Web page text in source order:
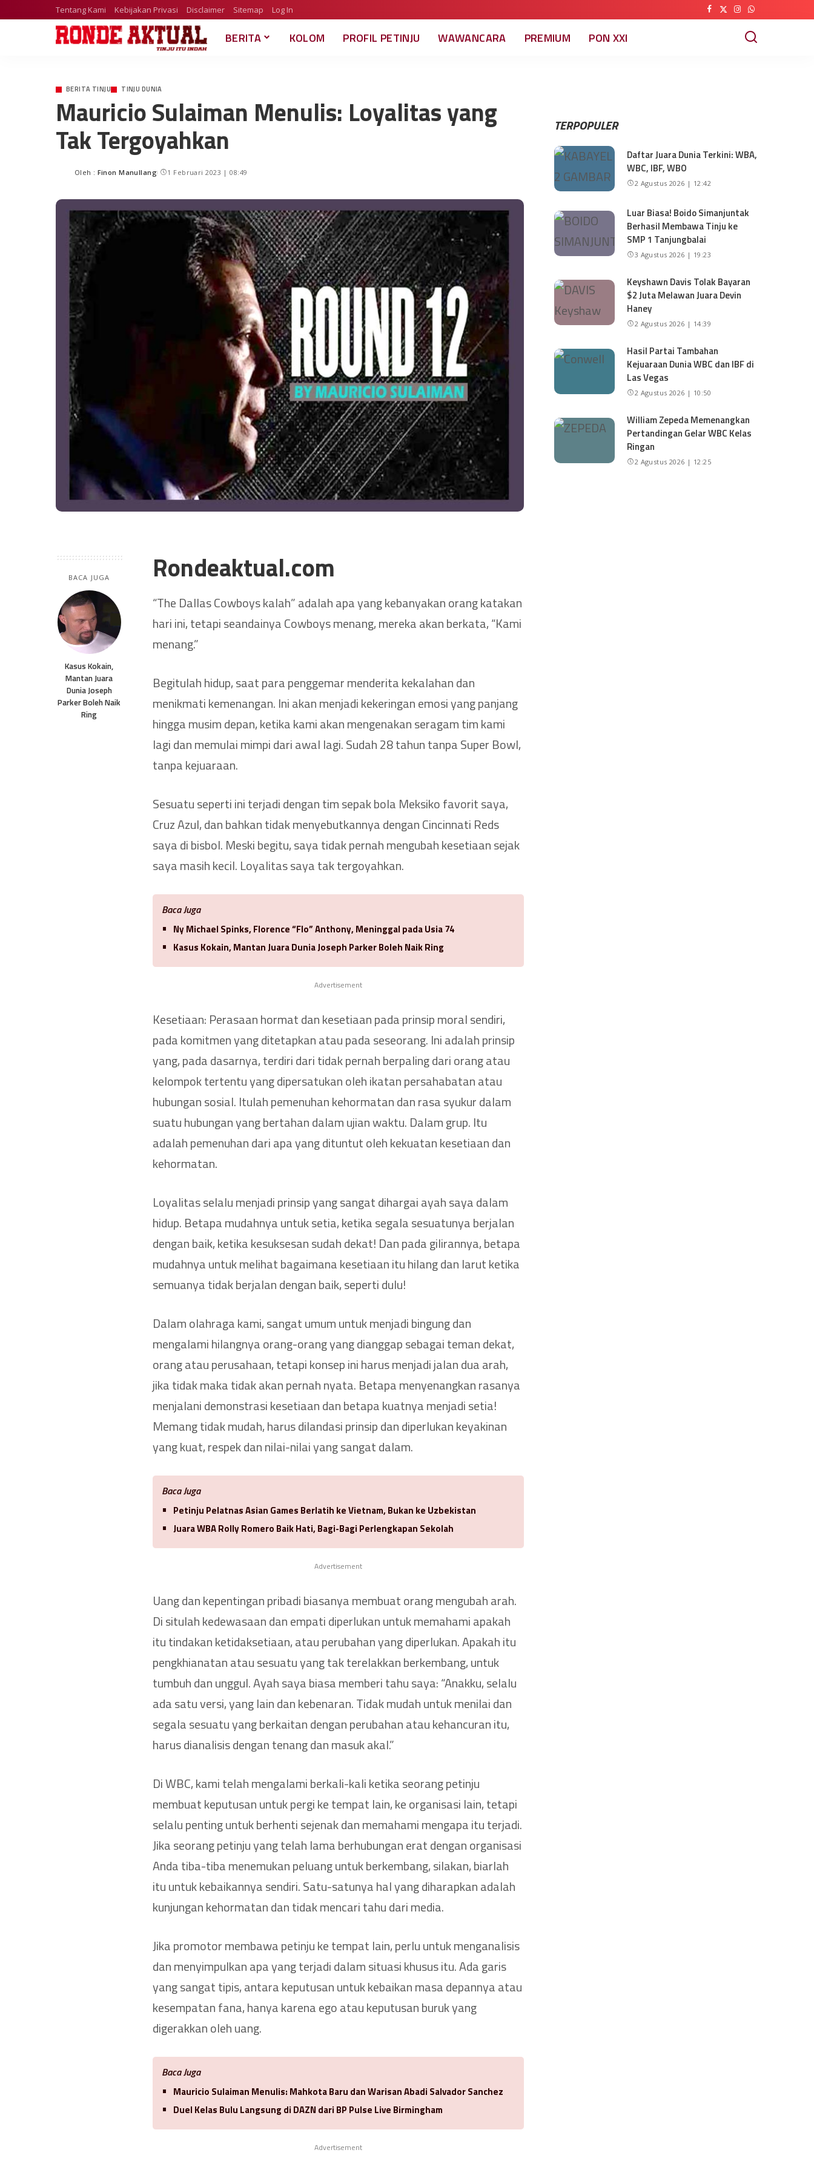
Tentang Kami Kebijakan Privasi Disclaimer Sitemap Log In
BERITA KOLOM PROFIL PETINJU WAWANCARA PREMIUM PON XXI
BERITA TINJU TINJU DUNIA
Mauricio Sulaiman Menulis: Loyalitas yang
Tak Tergoyahkan
Oleh : Finon Manullang 1 Februari 2023 | 08:49
BACA JUGA
Kasus Kokain,
Mantan Juara
Dunia Joseph
Parker Boleh Naik
Ring
Rondeaktual.com
“The Dallas Cowboys kalah” adalah apa yang kebanyakan orang katakan
hari ini, tetapi seandainya Cowboys menang, mereka akan berkata, “Kami
menang.”
Begitulah hidup, saat para penggemar menderita kekalahan dan
menikmati kemenangan. Ini akan menjadi kekeringan emosi yang panjang
hingga musim depan, ketika kami akan mengenakan seragam tim kami
lagi dan memulai mimpi dari awal lagi. Sudah 28 tahun tanpa Super Bowl,
tanpa kejuaraan.
Sesuatu seperti ini terjadi dengan tim sepak bola Meksiko favorit saya,
Cruz Azul, dan bahkan tidak menyebutkannya dengan Cincinnati Reds
saya di bisbol. Meski begitu, saya tidak pernah mengubah kesetiaan sejak
saya masih kecil. Loyalitas saya tak tergoyahkan.
Baca Juga
Ny Michael Spinks, Florence “Flo” Anthony, Meninggal pada Usia 74
Kasus Kokain, Mantan Juara Dunia Joseph Parker Boleh Naik Ring
Advertisement
Kesetiaan: Perasaan hormat dan kesetiaan pada prinsip moral sendiri,
pada komitmen yang ditetapkan atau pada seseorang. Ini adalah prinsip
yang, pada dasarnya, terdiri dari tidak pernah berpaling dari orang atau
kelompok tertentu yang dipersatukan oleh ikatan persahabatan atau
hubungan sosial. Itulah pemenuhan kehormatan dan rasa syukur dalam
suatu hubungan yang bertahan dalam ujian waktu. Dalam grup. Itu
adalah pemenuhan dari apa yang dituntut oleh kekuatan kesetiaan dan
kehormatan.
Loyalitas selalu menjadi prinsip yang sangat dihargai ayah saya dalam
hidup. Betapa mudahnya untuk setia, ketika segala sesuatunya berjalan
dengan baik, ketika kesuksesan sudah dekat! Dan pada gilirannya, betapa
mudahnya untuk melihat bagaimana kesetiaan itu hilang dan larut ketika
semuanya tidak berjalan dengan baik, seperti dulu!
Dalam olahraga kami, sangat umum untuk menjadi bingung dan
mengalami hilangnya orang-orang yang dianggap sebagai teman dekat,
orang atau perusahaan, tetapi konsep ini harus menjadi jalan dua arah,
jika tidak maka tidak akan pernah nyata. Betapa menyenangkan rasanya
menjalani demonstrasi kesetiaan dan betapa kuatnya menjadi setia!
Memang tidak mudah, harus dilandasi prinsip dan diperlukan keyakinan
yang kuat, respek dan nilai-nilai yang sangat dalam.
Baca Juga
Petinju Pelatnas Asian Games Berlatih ke Vietnam, Bukan ke Uzbekistan
Juara WBA Rolly Romero Baik Hati, Bagi-Bagi Perlengkapan Sekolah
Advertisement
Uang dan kepentingan pribadi biasanya membuat orang mengubah arah.
Di situlah kedewasaan dan empati diperlukan untuk memahami apakah
itu tindakan ketidaksetiaan, atau perubahan yang diperlukan. Apakah itu
pengkhianatan atau sesuatu yang tak terelakkan berkembang, untuk
tumbuh dan unggul. Ayah saya biasa memberi tahu saya: “Anakku, selalu
ada satu versi, yang lain dan kebenaran. Tidak mudah untuk menilai dan
segala sesuatu yang berkaitan dengan perubahan atau kehancuran itu,
harus dianalisis dengan tenang dan masuk akal.”
Di WBC, kami telah mengalami berkali-kali ketika seorang petinju
membuat keputusan untuk pergi ke tempat lain, ke organisasi lain, tetapi
selalu penting untuk berhenti sejenak dan memahami mengapa itu terjadi.
Jika seorang petinju yang telah lama berhubungan erat dengan organisasi
Anda tiba-tiba menemukan peluang untuk berkembang, silakan, biarlah
itu untuk kebaikannya sendiri. Satu-satunya hal yang diharapkan adalah
kunjungan kehormatan dan tidak mencari tahu dari media.
Jika promotor membawa petinju ke tempat lain, perlu untuk menganalisis
dan menyimpulkan apa yang terjadi dalam situasi khusus itu. Ada garis
yang sangat tipis, antara keputusan untuk kebaikan masa depannya atau
kesempatan fana, hanya karena ego atau keputusan buruk yang
digerakkan oleh uang.
Baca Juga
Mauricio Sulaiman Menulis: Mahkota Baru dan Warisan Abadi Salvador Sanchez
Duel Kelas Bulu Langsung di DAZN dari BP Pulse Live Birmingham
Advertisement
TERPOPULER
Daftar Juara Dunia Terkini: WBA,
WBC, IBF, WBO
2 Agustus 2026 | 12:42
Luar Biasa! Boido Simanjuntak
Berhasil Membawa Tinju ke
SMP 1 Tanjungbalai
3 Agustus 2026 | 19:23
Keyshawn Davis Tolak Bayaran
$2 Juta Melawan Juara Devin
Haney
2 Agustus 2026 | 14:39
Hasil Partai Tambahan
Kejuaraan Dunia WBC dan IBF di
Las Vegas
2 Agustus 2026 | 10:50
William Zepeda Memenangkan
Pertandingan Gelar WBC Kelas
Ringan
2 Agustus 2026 | 12:25